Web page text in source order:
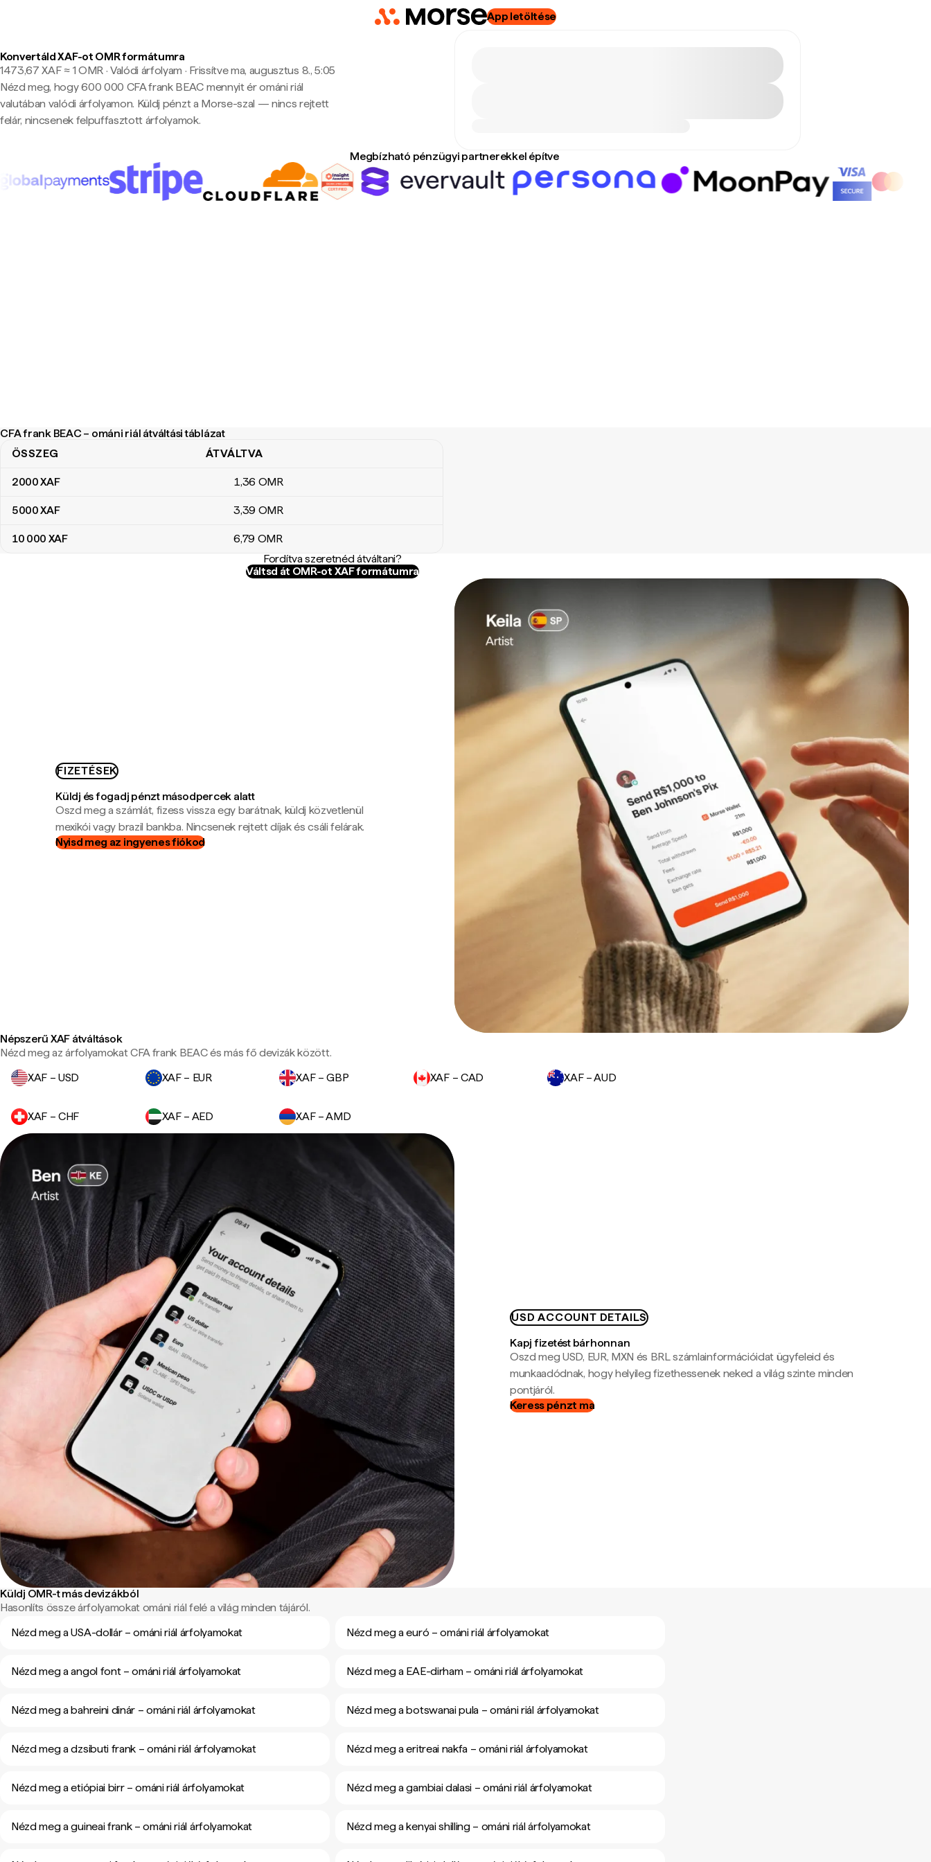
App letöltése
Konvertáld XAF-ot OMR formátumra
1473,67 XAF ≈ 1 OMR · Valódi árfolyam · Frissítve ma, augusztus 8., 5:05
Nézd meg, hogy 600 000 CFA frank BEAC mennyit ér ománi riál
valutában valódi árfolyamon. Küldj pénzt a Morse-szal — nincs rejtett
felár, nincsenek felpuffasztott árfolyamok.
Megbízható pénzügyi partnerekkel építve
CFA frank BEAC – ománi riál átváltási táblázat
CFA frank BEAC – ománi riál átváltási táblázat
ÖSSZEG ÁTVÁLTVA
2000XAF 1,36 OMR
5000XAF 3,39 OMR
10 000 XAF 6,79 OMR
Fordítva szeretnéd átváltani?
Váltsd át OMR-ot XAF formátumra
FIZETÉSEK
Küldj és fogadj pénzt másodpercek alatt
Oszd meg a számlát, fizess vissza egy barátnak, küldj közvetlenül
mexikói vagy brazil bankba. Nincsenek rejtett díjak és csáli felárak.
Nyisd meg az ingyenes fiókod
Népszerű XAF átváltások
Nézd meg az árfolyamokat CFA frank BEAC és más fő devizák között.
XAF – USD
XAF – EUR XAF – GBP XAF – CAD XAF – AUD
XAF – CHF XAF – AED XAF – AMD
USD ACCOUNT DETAILS
Kapj fizetést bárhonnan
Oszd meg USD, EUR, MXN és BRL számlainformációidat ügyfeleid és
munkaadódnak, hogy helyileg fizethessenek neked a világ szinte minden
pontjáról.
Keress pénzt ma
Küldj OMR-t más devizákból
Hasonlíts össze árfolyamokat ománi riál felé a világ minden tájáról.
Nézd meg a USA-dollár – ománi riál árfolyamokat
Nézd meg a euró – ománi riál árfolyamokat
Nézd meg a angol font – ománi riál árfolyamokat Nézd meg a EAE-dirham – ománi riál árfolyamokat
Nézd meg a bahreini dinár – ománi riál árfolyamokat Nézd meg a botswanai pula – ománi riál árfolyamokat
Nézd meg a dzsibuti frank – ománi riál árfolyamokat Nézd meg a eritreai nakfa – ománi riál árfolyamokat
Nézd meg a etiópiai birr – ománi riál árfolyamokat Nézd meg a gambiai dalasi – ománi riál árfolyamokat
Nézd meg a guineai frank – ománi riál árfolyamokat Nézd meg a kenyai shilling – ománi riál árfolyamokat